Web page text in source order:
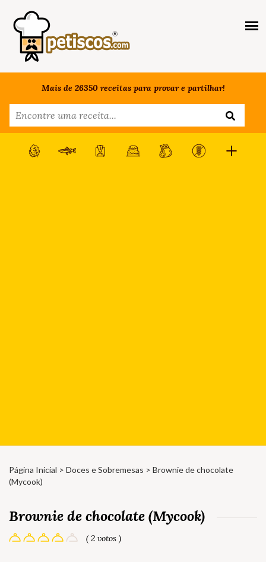
Mais de 26350 receitas para provar e partilhar!
Página Inicial > Doces e Sobremesas > Brownie de chocolate
(Mycook)
Brownie de chocolate (Mycook)
( 2 votos )